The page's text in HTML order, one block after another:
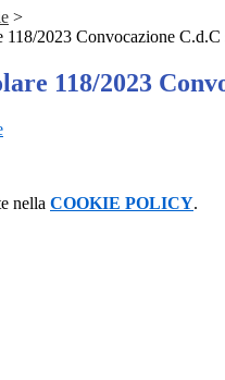
>
118/2023 Convocazione C.d.C
118/2023
nella COOKIE POLICY.